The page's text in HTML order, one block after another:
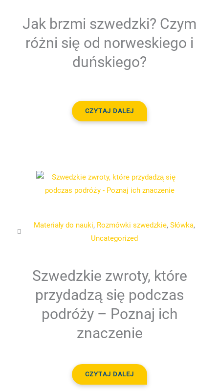
Jak brzmi szwedzki? Czym
różni się od norweskiego i
duńskiego?
CZYTAJ DALEJ
Materiały do nauki, Rozmówki szwedzkie, Słówka,
Uncategorized
Szwedzkie zwroty, które
przydadzą się podczas
podróży – Poznaj ich
znaczenie
CZYTAJ DALEJ